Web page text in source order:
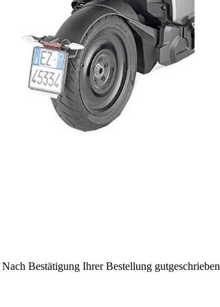
Nach Bestätigung Ihrer Bestellung gutgeschrieben